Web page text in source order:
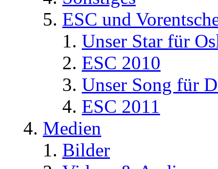
ESC und
Unser Star für
ESC 2010
Unser Song für
ESC 2011
Medien
Bilder